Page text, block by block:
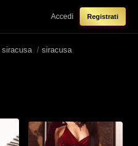
Accedi Registrati
siracusa / siracusa